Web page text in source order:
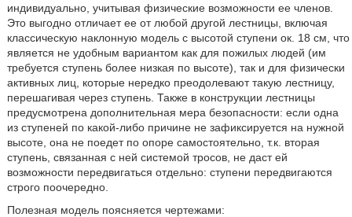
индивидуально, учитывая физические возможности ее членов.
Это выгодно отличает ее от любой другой лестницы, включая
классическую наклонную модель с высотой ступени ок. 18 см, что
является не удобным вариантом как для пожилых людей (им
требуется ступень более низкая по высоте), так и для физически
активных лиц, которые нередко преодолевают такую лестницу,
перешагивая через ступень. Также в конструкции лестницы
предусмотрена дополнительная мера безопасности: если одна
из ступеней по какой-либо причине не зафиксируется на нужной
высоте, она не поедет по опоре самостоятельно, т.к. вторая
ступень, связанная с ней системой тросов, не даст ей
возможности передвигаться отдельно: ступени передвигаются
строго поочередно.
Полезная модель поясняется чертежами: